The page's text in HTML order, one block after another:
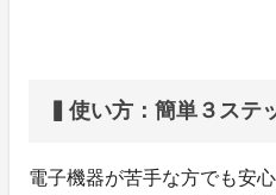
▍使い方：簡単３ステ
電子機器が苦手な方でも安